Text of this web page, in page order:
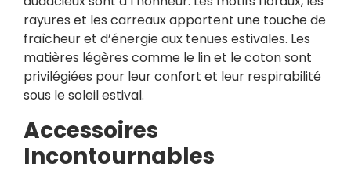
rayures et les carreaux apportent une touche de
fraîcheur et d’énergie aux tenues estivales. Les
matières légères comme le lin et le coton sont
privilégiées pour leur confort et leur respirabilité
sous le soleil estival.
Accessoires
Incontournables